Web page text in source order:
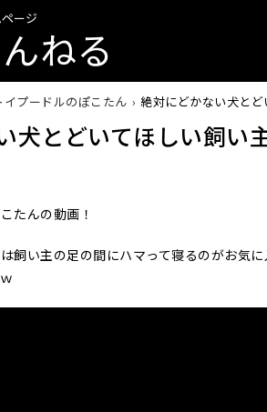
ージ
ねる
イプードルのぽこたん 絶対にどかない犬と
犬とどいてほしい飼い
たんの動画！
飼い主の足の間にハマって寝るのがお気